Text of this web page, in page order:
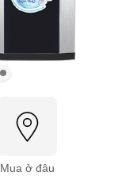
Mua ở đâu